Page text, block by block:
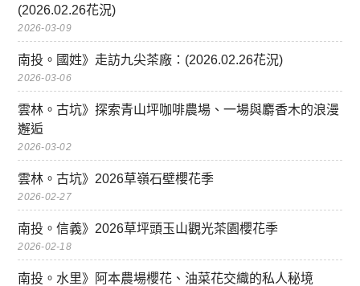
(2026.02.26花況)
2026-03-09
南投。國姓》走訪九尖茶廠：(2026.02.26花況)
2026-03-06
雲林。古坑》探索青山坪咖啡農場、一場與麝香木的浪漫
邂逅
2026-03-02
雲林。古坑》2026草嶺石壁櫻花季
2026-02-27
南投。信義》2026草坪頭玉山觀光茶園櫻花季
2026-02-18
南投。水里》阿本農場櫻花、油菜花交織的私人秘境